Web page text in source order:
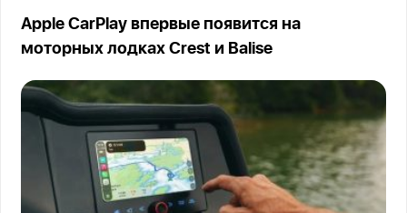
Apple CarPlay впервые появится на
моторных лодках Crest и Balise